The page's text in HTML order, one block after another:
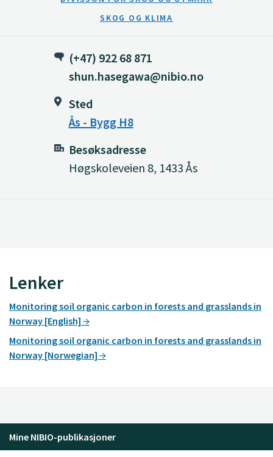
SKOG OG KLIMA
(+47) 922 68 871
shun.hasegawa@nibio.no
Sted
Ås - Bygg H8
Besøksadresse
Høgskoleveien 8, 1433 Ås
Lenker
Monitoring soil organic carbon in forests and grasslands in
Norway [English]
Monitoring soil organic carbon in forests and grasslands in
Norway [Norwegian]
Mine NIBIO-publikasjoner